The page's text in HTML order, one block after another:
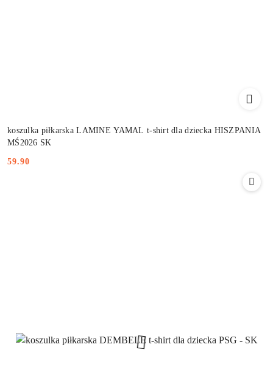
koszulka piłkarska LAMINE YAMAL t-shirt dla dziecka HISZPANIA
MŚ2026 SK
Cena:
59.90